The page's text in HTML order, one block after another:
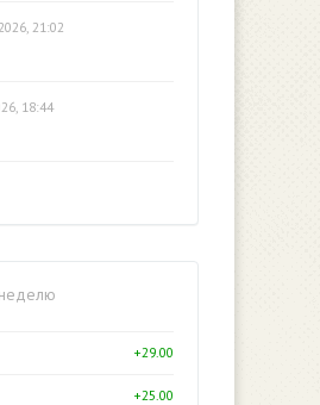
21:02
18:44
+29.00
+25.00